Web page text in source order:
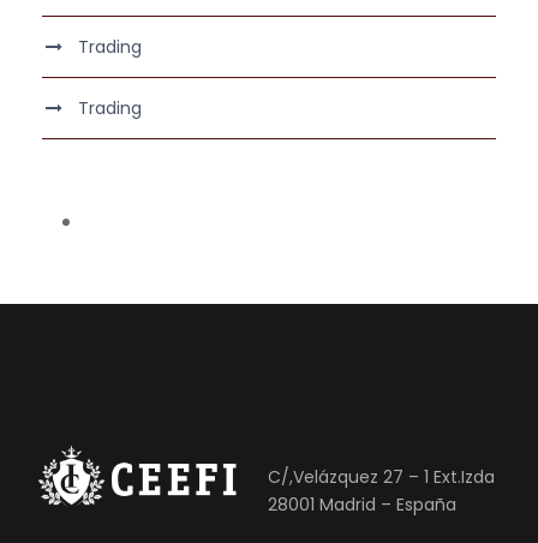
Trading
Trading
C/,Velázquez 27 – 1 Ext.Izda
28001 Madrid – España